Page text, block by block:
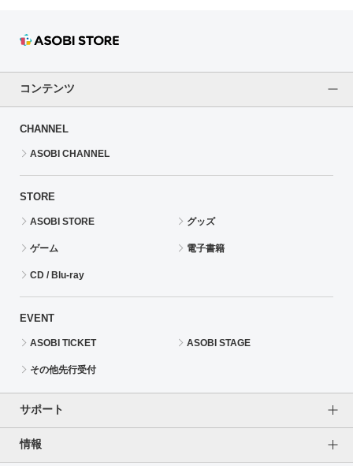
コンテンツ
CHANNEL
ASOBI CHANNEL
STORE
ASOBI STORE グッズ
ゲーム 電子書籍
CD / Blu-ray
EVENT
ASOBI TICKET ASOBI STAGE
その他先行受付
サポート
よくあるご質問（FAQ）
情報